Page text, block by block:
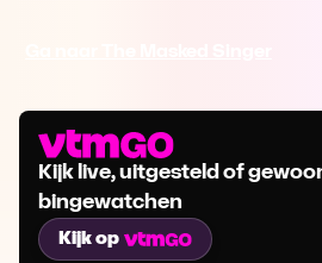
Kijk live, uitgesteld of
bingewatchen
Kijk op